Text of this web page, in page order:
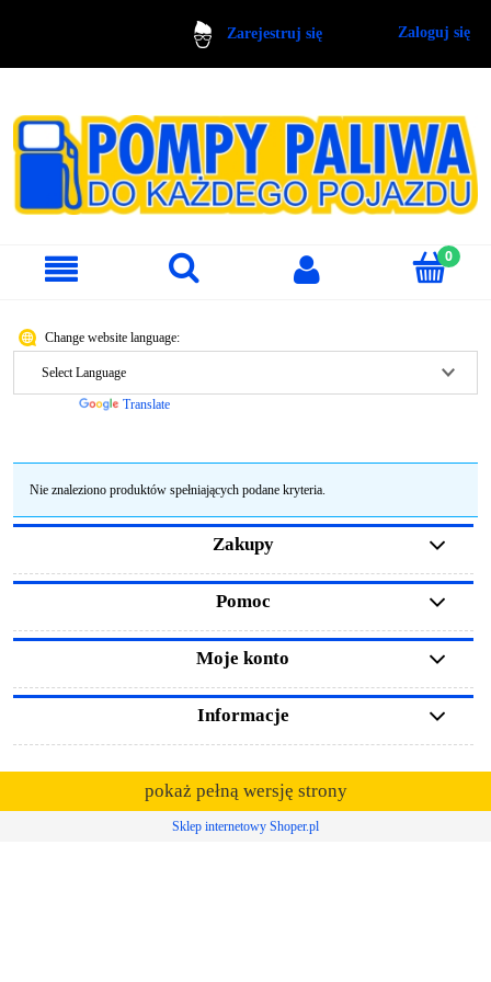
Zarejestruj się Zaloguj się
Change website language:
Translate
Nie znaleziono produktów spełniających podane kryteria.
Zakupy
Pomoc
Moje konto
Informacje
pokaż pełną wersję strony
Sklep internetowy Shoper.pl